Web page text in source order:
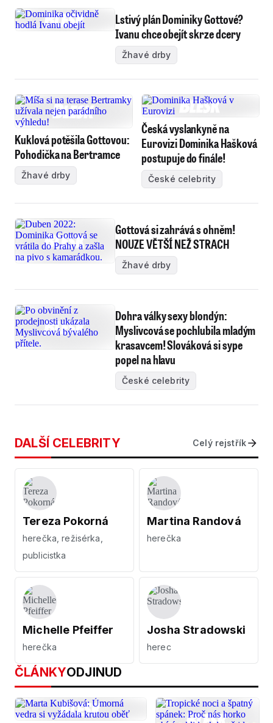
Lstivý plán Dominiky Gottové?
Ivanu chce obejít skrze dcery
Žhavé drby
Kuklová potěšila Gottovou:
Pohodička na Bertramce
Žhavé drby
Česká vyslankyně na
Eurovizi Dominika Hašková
postupuje do finále!
České celebrity
Gottová si zahrává s ohněm!
NOUZE VĚTŠÍ NEŽ STRACH
Žhavé drby
Dohra války sexy blondýn:
Myslivcová se pochlubila mladým
krasavcem! Slováková si sype
popel na hlavu
České celebrity
DALŠÍ CELEBRITY Celý rejstřík
Tereza Pokorná
herečka, režisérka,
publicistka
Martina Randová
herečka
Michelle Pfeiffer
herečka
Josha Stradowski
herec
ČLÁNKYODJINUD